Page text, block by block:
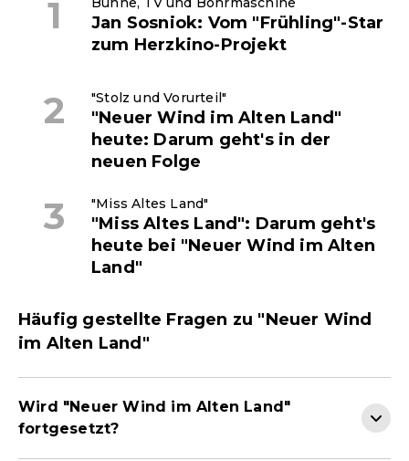
Jan Sosniok: Vom "Frühling"-Star
zum Herzkino-Projekt
"Stolz und Vorurteil"
"Neuer Wind im Alten Land"
heute: Darum geht's in der
neuen Folge
"Miss Altes Land"
"Miss Altes Land": Darum geht's
heute bei "Neuer Wind im Alten
Land"
Häufig gestellte Fragen zu "Neuer Wind
im Alten Land"
Wird "Neuer Wind im Alten Land"
fortgesetzt?